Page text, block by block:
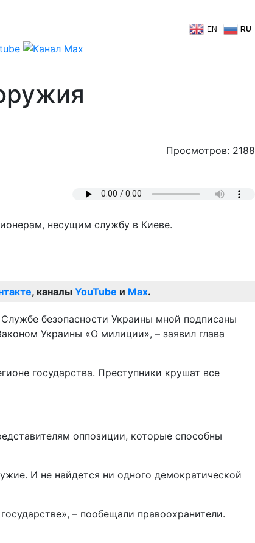
EN RU
Просмотров: 2188
несущим службу в Киеве.
, каналы YouTube и Max.
безопасности Украины мной подписаны
Украины «О милиции», – заявил глава
государства. Преступники крушат все
оппозиции, которые способны
И не найдется ни одного демократической
– пообещали правоохранители.